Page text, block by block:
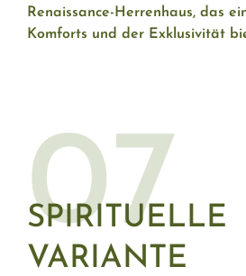
Renaissance-Herrenhaus, das
Komforts und der Exklusivität
07
SPIRITUELLE
VARIANTE